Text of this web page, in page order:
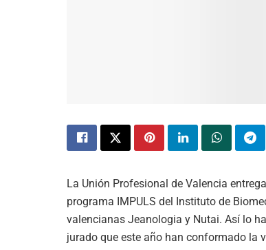
La Unión Profesional de Valencia
programa IMPULS del Instituto de
valencianas Jeanologia y Nutai. Así lo
jurado que este año han conformado la